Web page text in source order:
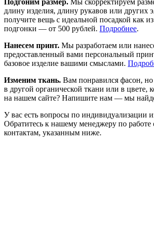
Подгоним размер. Мы скорректируем
длину изделия, длину рукавов или других
получите вещь с идеальной посадкой как
подгонки — от 500 рублей. Подробнее.
Нанесем принт. Мы разработаем или
предоставленный вами персональный
базовое изделие вашими смыслами.
Изменим ткань. Вам понравился фасон,
в другой органической ткани или в цвете,
на нашем сайте? Напишите нам — мы
У вас есть вопросы по индивидуализации
Обратитесь к нашему менеджеру по работе
контактам, указанным ниже.